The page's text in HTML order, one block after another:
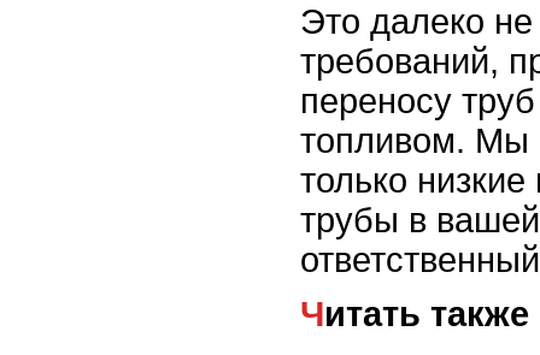
Это далеко
требований,
переносу
топливом. Мы
только
трубы в
Читать также